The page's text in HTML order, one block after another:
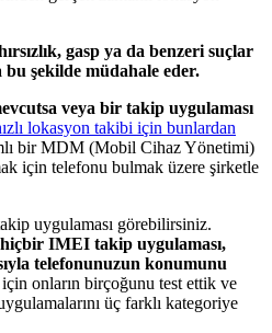
gasp ya da benzeri suçlar
şekilde müdahale eder.
veya bir takip uygulaması
lokasyon takibi için bunlardan
bir MDM (Mobil Cihaz Yönetimi)
için telefonu bulmak üzere şirketle
uygulaması görebilirsiniz.
IMEI takip uygulaması,
telefonunuzun konumunu
için onların birçoğunu test ettik ve
üç farklı kategoriye